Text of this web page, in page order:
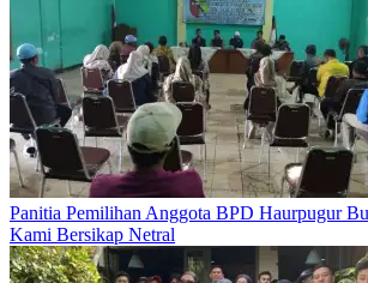
Panitia Pemilihan Anggota BPD Haurpugur
Kami Bersikap Netral